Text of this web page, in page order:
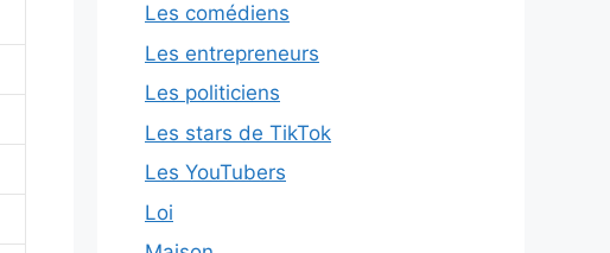
Les comédiens
Les entrepreneurs
Les politiciens
Les stars de TikTok
Les YouTubers
Loi